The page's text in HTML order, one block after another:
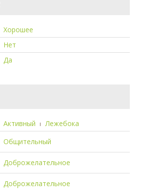
Хорошее
Нет
Да
Активный Лежебока
Общительный
Доброжелательное
Доброжелательное